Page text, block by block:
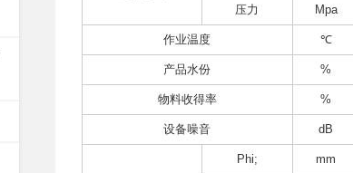
压力 Mpa
作业温度 ℃
产品水份 %
物料收得率 %
设备噪音 dB
Phi; mm